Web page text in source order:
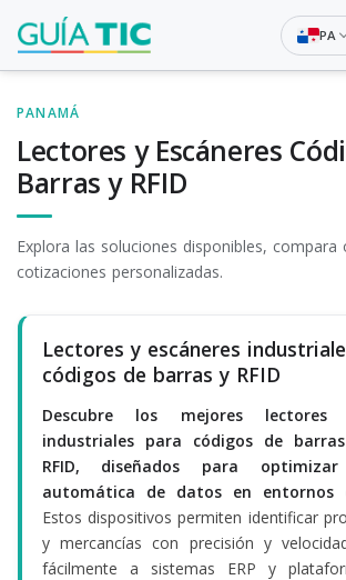
PA
PANAMÁ
Lectores y Escáneres
Barras y RFID
Explora las soluciones disponibles, compara
cotizaciones personalizadas.
Lectores y escáneres
códigos de barras y RFID
Descubre los mejores lectores
industriales para códigos de
RFID, diseñados para
automática de datos en entornos
Estos dispositivos permiten identificar
y mercancías con precisión y
fácilmente a sistemas ERP y